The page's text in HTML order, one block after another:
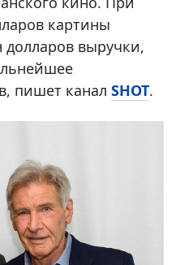
картины
выручки,
пишет канал SHOT.